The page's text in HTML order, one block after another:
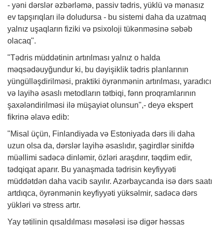
- yəni dərslər əzbərləmə, passiv tədris, yüklü və mənasız
ev tapşırıqları ilə doludursa - bu sistemi daha da uzatmaq
yalnız uşaqların fiziki və psixoloji tükənməsinə səbəb
olacaq".
"Tədris müddətinin artırılması yalnız o halda
məqsədəuyğundur ki, bu dəyişiklik tədris planlarının
yüngülləşdirilməsi, praktiki öyrənmənin artırılması, yaradıcı
və layihə əsaslı metodların tətbiqi, fənn proqramlarının
şaxələndirilməsi ilə müşayiət olunsun",- deyə ekspert
fikrinə əlavə edib:
"Misal üçün, Finlandiyada və Estoniyada dərs ili daha
uzun olsa da, dərslər layihə əsaslıdır, şagirdlər sinifdə
müəllimi sadəcə dinləmir, özləri araşdırır, təqdim edir,
tədqiqat aparır. Bu yanaşmada tədrisin keyfiyyəti
müddətdən daha vacib sayılır. Azərbaycanda isə dərs saatı
artdıqca, öyrənmənin keyfiyyəti yüksəlmir, sadəcə dərs
yükləri və stress artır.
Yay tətilinin qısaldılması məsələsi isə digər həssas